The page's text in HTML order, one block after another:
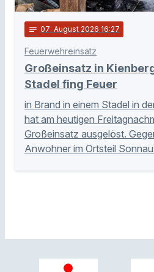
notes 07. August 2026 16:27
Feuerwehreinsatz
Großeinsatz in
Stadel fing Feuer
in Brand in einem Stadel in
hat am heutigen
Großeinsatz ausgelöst.
Anwohner im Ortsteil